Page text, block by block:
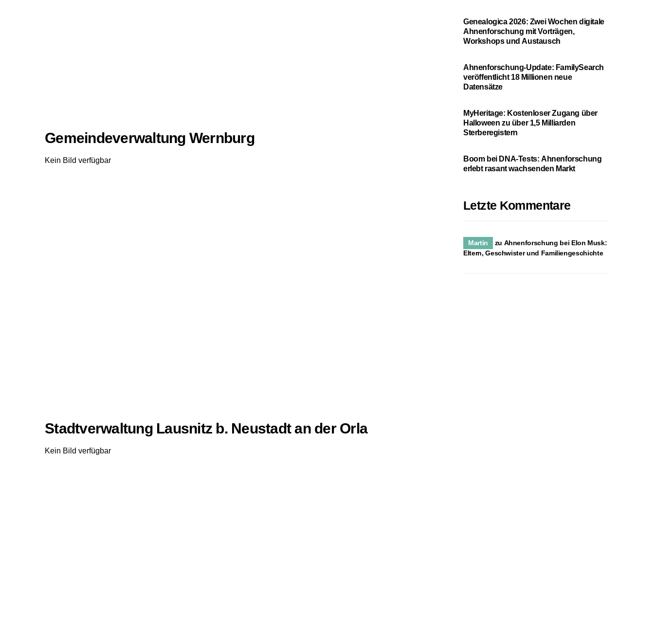
Gemeindeverwaltung Wernburg
Kein Bild verfügbar
Stadtverwaltung Lausnitz b. Neustadt an der Orla
Kein Bild verfügbar
Genealogica 2026: Zwei Wochen digitale
Ahnenforschung mit Vorträgen,
Workshops und Austausch
Ahnenforschung-Update: FamilySearch
veröffentlicht 18 Millionen neue
Datensätze
MyHeritage: Kostenloser Zugang über
Halloween zu über 1,5 Milliarden
Sterberegistern
Boom bei DNA-Tests: Ahnenforschung
erlebt rasant wachsenden Markt
Letzte Kommentare
Martin zu Ahnenforschung bei Elon Musk:
Eltern, Geschwister und Familiengeschichte